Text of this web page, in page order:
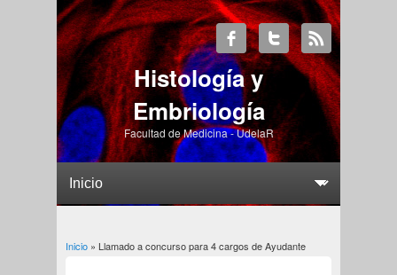
Histología y
Embriología
Facultad de Medicina - UdelaR
Usted está aquí
Inicio» Llamado a concurso para 4 cargos de Ayudante